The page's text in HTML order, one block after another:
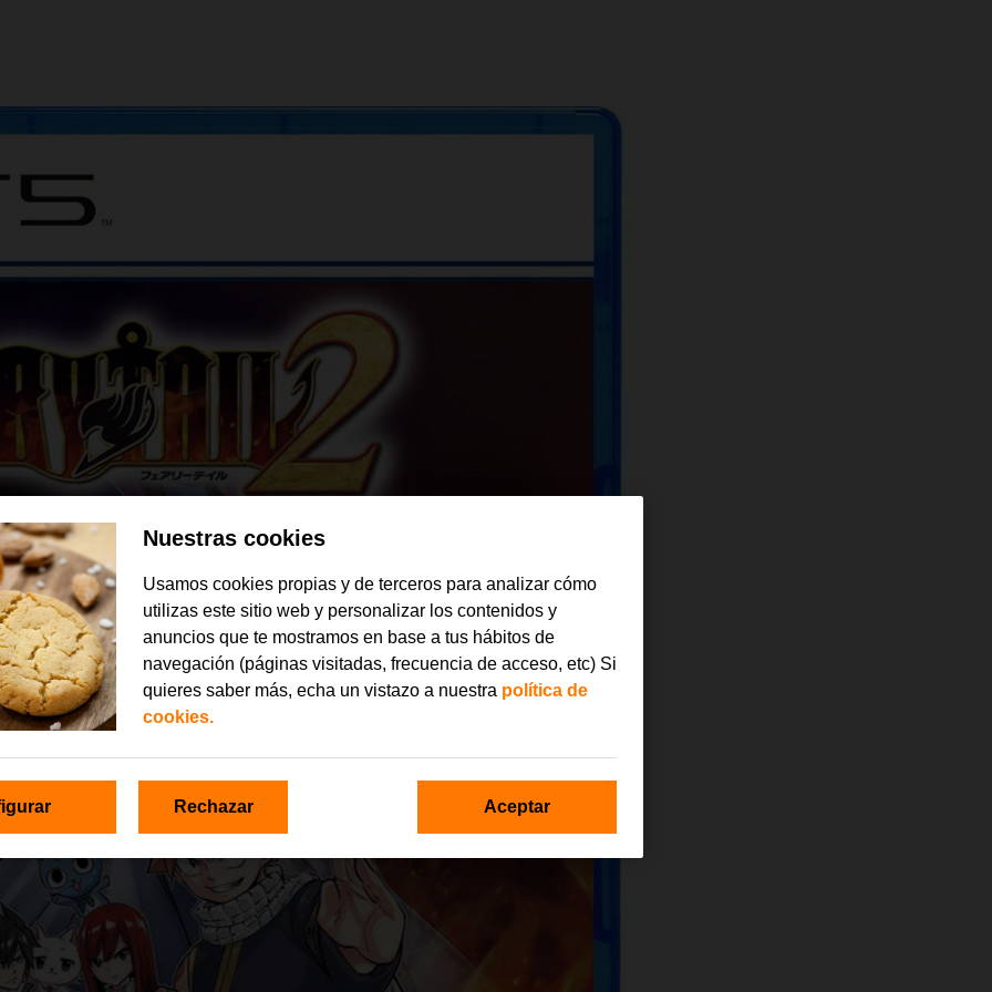
Nuestras cookies
Usamos cookies propias y de terceros para analizar cómo
utilizas este sitio web y personalizar los contenidos y
anuncios que te mostramos en base a tus hábitos de
navegación (páginas visitadas, frecuencia de acceso, etc) Si
quieres saber más, echa un vistazo a nuestra política de
cookies.
Rechazar Aceptar